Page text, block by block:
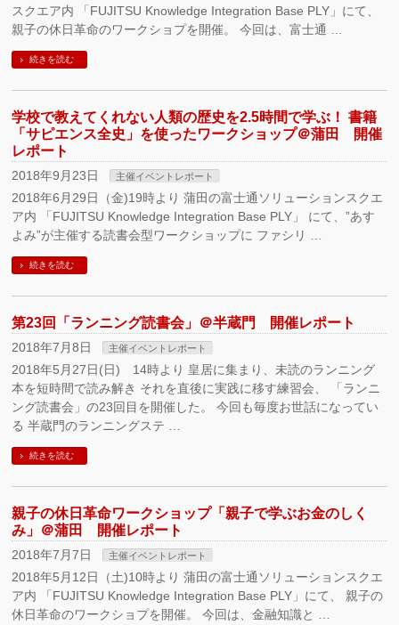
スクエア内 「FUJITSU Knowledge Integration Base PLY」にて、
親子の休日革命のワークショプを開催。 今回は、富士通 …
続きを読む
学校で教えてくれない人類の歴史を2.5時間で学ぶ！ 書籍
「サピエンス全史」を使ったワークショップ＠蒲田 開催
レポート
2018年9月23日 主催イベントレポート
2018年6月29日（金)19時より 蒲田の富士通ソリューションスクエ
ア内 「FUJITSU Knowledge Integration Base PLY」 にて、”あす
よみ”が主催する読書会型ワークショップに ファシリ …
続きを読む
第23回「ランニング読書会」＠半蔵門 開催レポート
2018年7月8日 主催イベントレポート
2018年5月27日(日) 14時より 皇居に集まり、未読のランニング
本を短時間で読み解き それを直後に実践に移す練習会、 「ランニ
ング読書会」の23回目を開催した。 今回も毎度お世話になってい
る 半蔵門のランニングステ …
続きを読む
親子の休日革命ワークショップ「親子で学ぶお金のしく
み」＠蒲田 開催レポート
2018年7月7日 主催イベントレポート
2018年5月12日（土)10時より 蒲田の富士通ソリューションスクエ
ア内 「FUJITSU Knowledge Integration Base PLY」にて、 親子の
休日革命のワークショプを開催。 今回は、金融知識と …